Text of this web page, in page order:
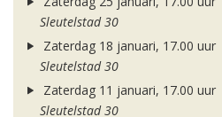
Sleutelstad 30
Zaterdag 18 januari, 17.00 uur
Sleutelstad 30
Zaterdag 11 januari, 17.00 uur
Sleutelstad 30